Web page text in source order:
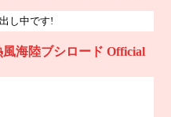
し中です!
風海陸ブシロード Official